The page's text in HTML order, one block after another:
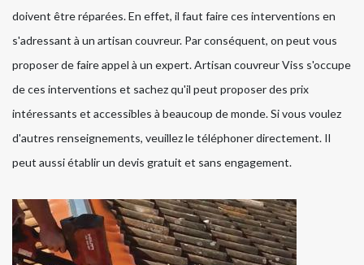
doivent être réparées. En effet, il faut faire ces interventions en
s'adressant à un artisan couvreur. Par conséquent, on peut vous
proposer de faire appel à un expert. Artisan couvreur Viss s'occupe
de ces interventions et sachez qu'il peut proposer des prix
intéressants et accessibles à beaucoup de monde. Si vous voulez
d'autres renseignements, veuillez le téléphoner directement. Il
peut aussi établir un devis gratuit et sans engagement.